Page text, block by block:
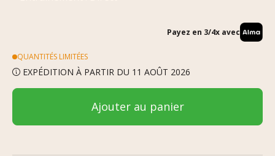
Payez en 3/4x avec
QUANTITÉS LIMITÉES
EXPÉDITION À PARTIR DU 11 AOÛT 2026
Ajouter au panier